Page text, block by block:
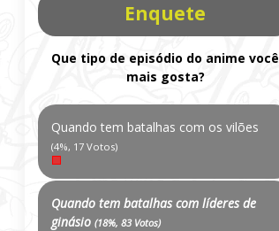
Enquete
Que tipo de episódio do anime você
mais gosta?
Quando tem batalhas com os vilões
(4%, 17 Votos)
Quando tem batalhas com líderes de
ginásio (18%, 83 Votos)